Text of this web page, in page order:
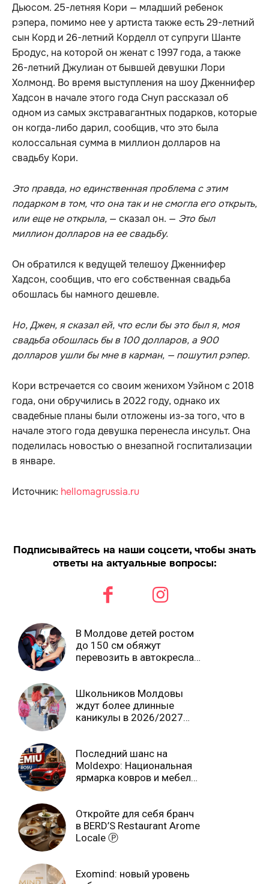
Дьюсом. 25-летняя Кори — младший ребенок
рэпера, помимо нее у артиста также есть 29-летний
сын Корд и 26-летний Корделл от супруги Шанте
Бродус, на которой он женат с 1997 года, а также
26-летний Джулиан от бывшей девушки Лори
Холмонд. Во время выступления на шоу Дженнифер
Хадсон в начале этого года Снуп рассказал об
одном из самых экстравагантных подарков, которые
он когда-либо дарил, сообщив, что это была
колоссальная сумма в миллион долларов на
свадьбу Кори.
Это правда, но единственная проблема с этим
подарком в том, что она так и не смогла его открыть,
или еще не открыла, — сказал он. — Это был
миллион долларов на ее свадьбу.
Он обратился к ведущей телешоу Дженнифер
Хадсон, сообщив, что его собственная свадьба
обошлась бы намного дешевле.
Но, Джен, я сказал ей, что если бы это был я, моя
свадьба обошлась бы в 100 долларов, а 900
долларов ушли бы мне в карман, — пошутил рэпер.
Кори встречается со своим женихом Уэйном с 2018
года, они обручились в 2022 году, однако их
свадебные планы были отложены из-за того, что в
начале этого года девушка перенесла инсульт. Она
поделилась новостью о внезапной госпитализации
в январе.
Источник: hellomagrussia.ru
Подписывайтесь на наши соцсети, чтобы знать
ответы на актуальные вопросы:
В Молдове детей ростом
до 150 см обяжут
перевозить в автокреслах
Школьников Молдовы
ждут более длинные
каникулы в 2026/2027
Последний шанс на
Moldexpo: Национальная
ярмарка ковров и мебели
Откройте для себя бранч
в BERD’S Restaurant Arome
Locale Ⓟ
Exomind: новый уровень